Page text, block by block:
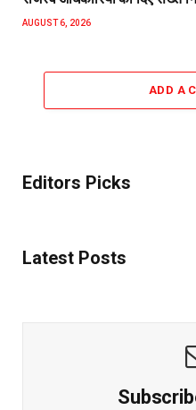
AUGUST 6, 2026
ADD A
Editors Picks
Latest Posts